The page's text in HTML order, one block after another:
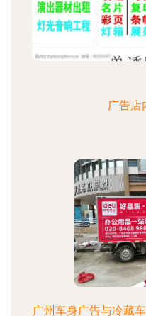
广告店
广州车身广告与冷藏